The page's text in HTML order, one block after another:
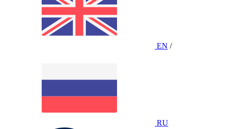
EN /
RU